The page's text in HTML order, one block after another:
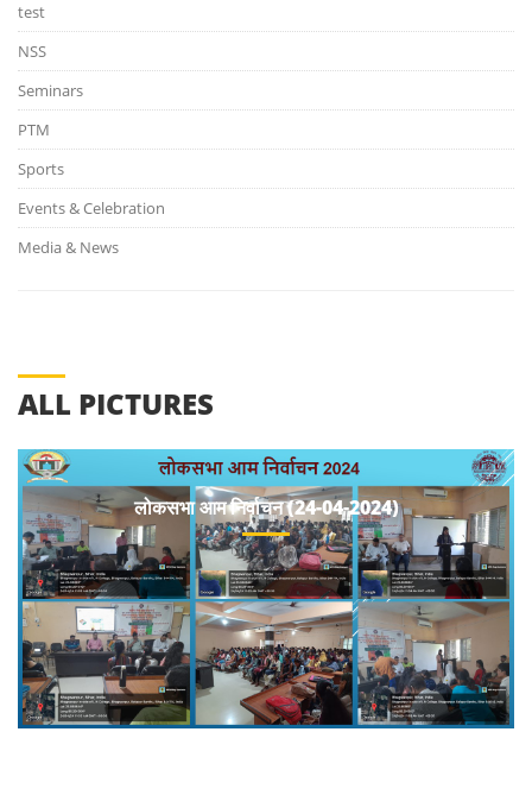
test
NSS
Seminars
PTM
Sports
Events & Celebration
Media & News
ALL PICTURES
लोकसभा आम निर्वाचन (24-04-2024)